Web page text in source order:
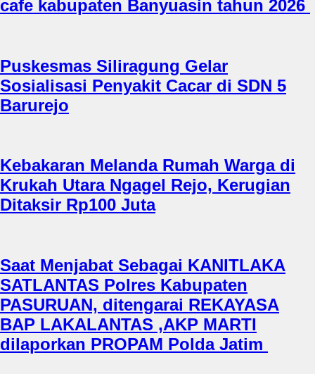
cafe kabupaten Banyuasin tahun 2026
Puskesmas Siliragung Gelar
Sosialisasi Penyakit Cacar di SDN 5
Barurejo
Kebakaran Melanda Rumah Warga di
Krukah Utara Ngagel Rejo, Kerugian
Ditaksir Rp100 Juta
Saat Menjabat Sebagai KANITLAKA
SATLANTAS Polres Kabupaten
PASURUAN, ditengarai REKAYASA
BAP LAKALANTAS ,AKP MARTI
dilaporkan PROPAM Polda Jatim